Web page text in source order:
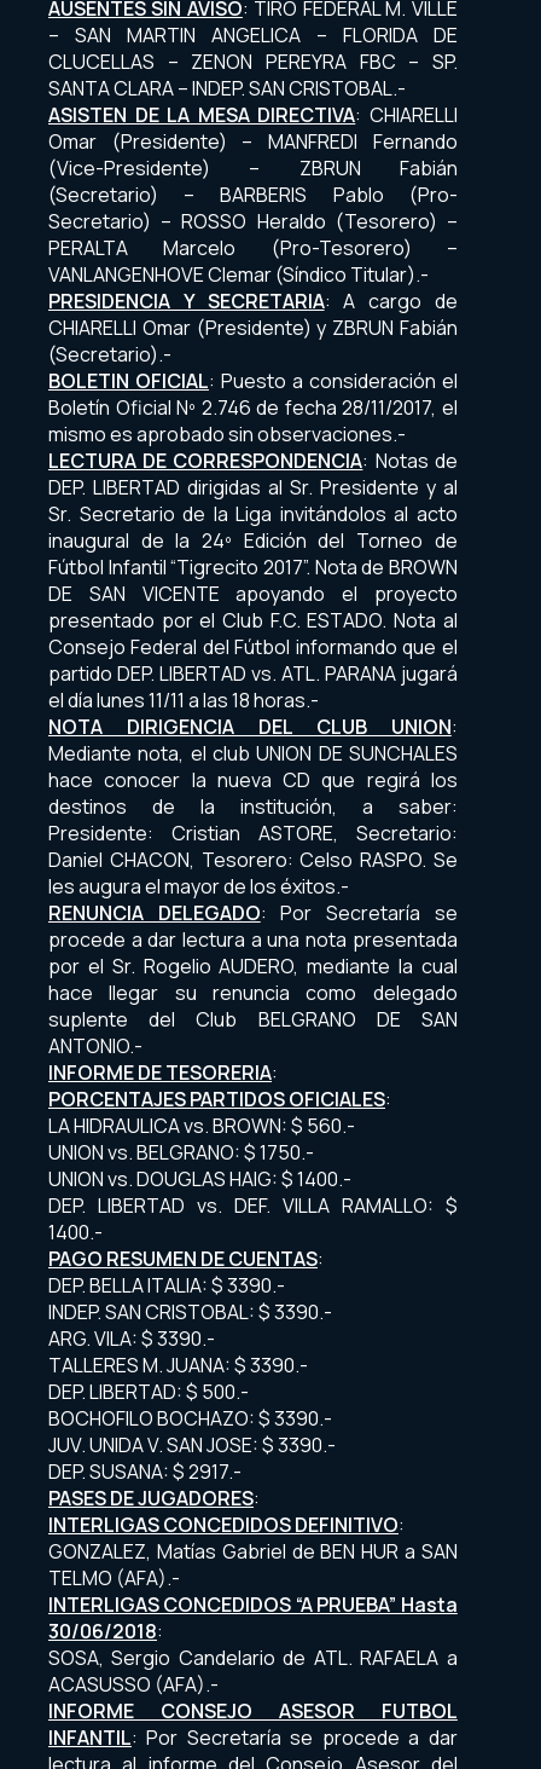
AUSENTES SIN AVISO: TIRO FEDERAL M. VILLE
– SAN MARTIN ANGELICA – FLORIDA DE
CLUCELLAS – ZENON PEREYRA FBC – SP.
SANTA CLARA – INDEP. SAN CRISTOBAL.-
ASISTEN DE LA MESA DIRECTIVA: CHIARELLI
Omar (Presidente) – MANFREDI Fernando
(Vice-Presidente) – ZBRUN Fabián
(Secretario) – BARBERIS Pablo (Pro-
Secretario) – ROSSO Heraldo (Tesorero) –
PERALTA Marcelo (Pro-Tesorero) –
VANLANGENHOVE Clemar (Síndico Titular).-
PRESIDENCIA Y SECRETARIA: A cargo de
CHIARELLI Omar (Presidente) y ZBRUN Fabián
(Secretario).-
BOLETIN OFICIAL: Puesto a consideración el
Boletín Oficial Nº 2.746 de fecha 28/11/2017, el
mismo es aprobado sin observaciones.-
LECTURA DE CORRESPONDENCIA: Notas de
DEP. LIBERTAD dirigidas al Sr. Presidente y al
Sr. Secretario de la Liga invitándolos al acto
inaugural de la 24º Edición del Torneo de
Fútbol Infantil “Tigrecito 2017”. Nota de BROWN
DE SAN VICENTE apoyando el proyecto
presentado por el Club F.C. ESTADO. Nota al
Consejo Federal del Fútbol informando que el
partido DEP. LIBERTAD vs. ATL. PARANA jugará
el día lunes 11/11 a las 18 horas.-
NOTA DIRIGENCIA DEL CLUB UNION:
Mediante nota, el club UNION DE SUNCHALES
hace conocer la nueva CD que regirá los
destinos de la institución, a saber:
Presidente: Cristian ASTORE, Secretario:
Daniel CHACON, Tesorero: Celso RASPO. Se
les augura el mayor de los éxitos.-
RENUNCIA DELEGADO: Por Secretaría se
procede a dar lectura a una nota presentada
por el Sr. Rogelio AUDERO, mediante la cual
hace llegar su renuncia como delegado
suplente del Club BELGRANO DE SAN
ANTONIO.-
INFORME DE TESORERIA:
PORCENTAJES PARTIDOS OFICIALES:
LA HIDRAULICA vs. BROWN: $ 560.-
UNION vs. BELGRANO: $ 1750.-
UNION vs. DOUGLAS HAIG: $ 1400.-
DEP. LIBERTAD vs. DEF. VILLA RAMALLO: $
1400.-
PAGO RESUMEN DE CUENTAS:
DEP. BELLA ITALIA: $ 3390.-
INDEP. SAN CRISTOBAL: $ 3390.-
ARG. VILA: $ 3390.-
TALLERES M. JUANA: $ 3390.-
DEP. LIBERTAD: $ 500.-
BOCHOFILO BOCHAZO: $ 3390.-
JUV. UNIDA V. SAN JOSE: $ 3390.-
DEP. SUSANA: $ 2917.-
PASES DE JUGADORES:
INTERLIGAS CONCEDIDOS DEFINITIVO:
GONZALEZ, Matías Gabriel de BEN HUR a SAN
TELMO (AFA).-
INTERLIGAS CONCEDIDOS “A PRUEBA” Hasta
30/06/2018:
SOSA, Sergio Candelario de ATL. RAFAELA a
ACASUSSO (AFA).-
INFORME CONSEJO ASESOR FUTBOL
INFANTIL: Por Secretaría se procede a dar